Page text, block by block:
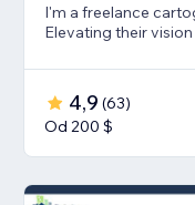
I'm a freelance
Elevating their vision
4,9 (63)
Od 200 $